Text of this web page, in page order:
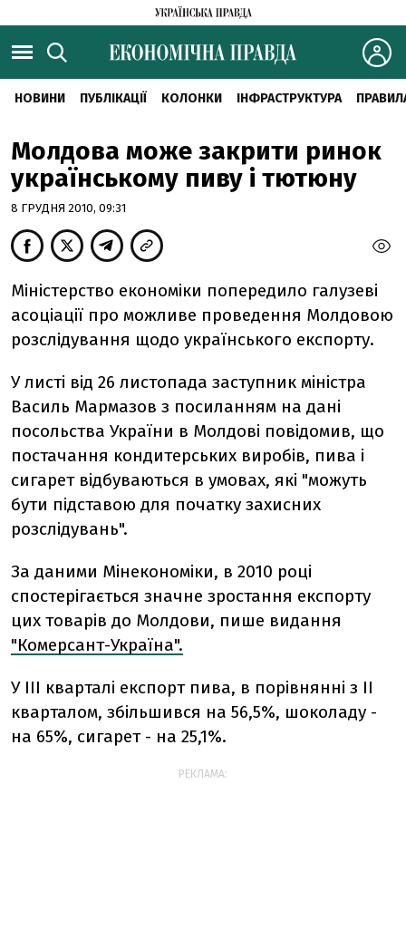
НОВИНИ ПУБЛІКАЦІЇ КОЛОНКИ ІНФРАСТРУКТУРА
Молдова може закрити ринок
українському пиву і тютюну
8 ГРУДНЯ 2010, 09:31
Міністерство економіки попередило галузеві
асоціації про можливе проведення Молдовою
розслідування щодо українського експорту.
У листі від 26 листопада заступник міністра
Василь Мармазов з посиланням на дані
посольства України в Молдові повідомив, що
постачання кондитерських виробів, пива і
сигарет відбуваються в умовах, які "можуть
бути підставою для початку захисних
розслідувань".
За даними Мінекономіки, в 2010 році
спостерігається значне зростання експорту
цих товарів до Молдови, пише видання
"Комерсант-Україна".
У III кварталі експорт пива, в порівнянні з II
кварталом, збільшився на 56,5%, шоколаду -
на 65%, сигарет - на 25,1%.
РЕКЛАМА: